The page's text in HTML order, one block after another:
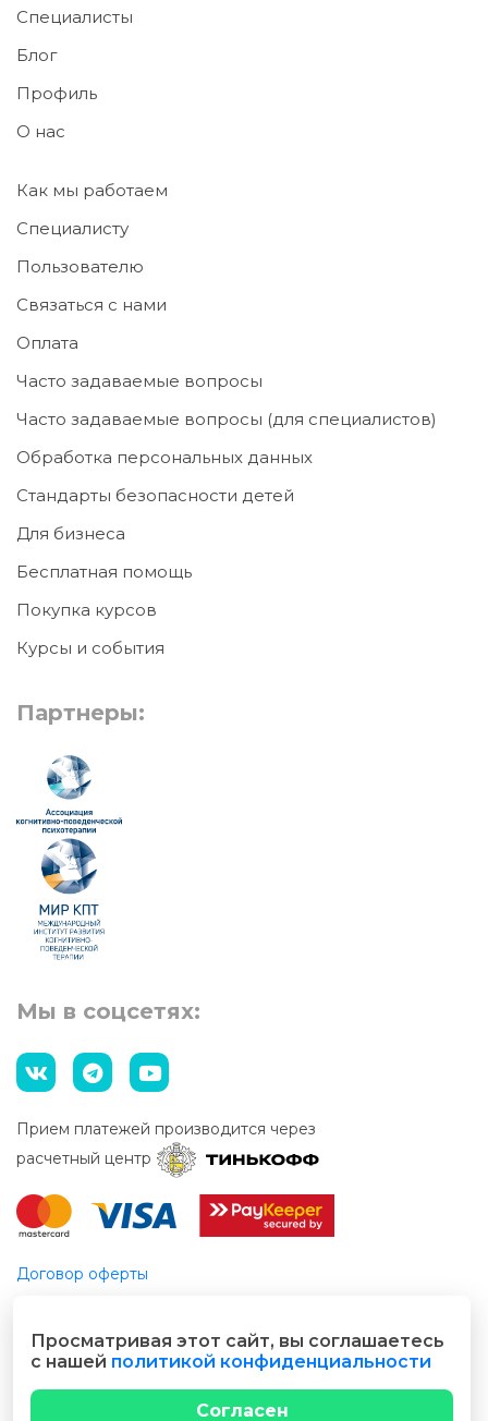
Специалисты
Блог
Профиль
О нас
Как мы работаем
Специалисту
Пользователю
Связаться с нами
Оплата
Часто задаваемые вопросы
Часто задаваемые вопросы (для специалистов)
Обработка персональных данных
Стандарты безопасности детей
Для бизнеса
Бесплатная помощь
Покупка курсов
Курсы и события
Партнеры:
Мы в соцсетях:
Прием платежей производится через
расчетный центр
Договор оферты
© 2026 Все права защищены
Разработано cubecode.ru
Просматривая этот сайт, вы соглашаетесь
с нашей политикой конфиденциальности
Согласен